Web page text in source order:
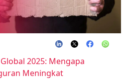
2025: Mengapa
Meningkat